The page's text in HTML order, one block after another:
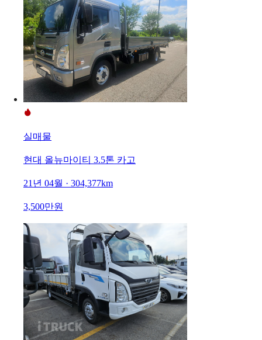
실매물
현대 올뉴마이티 3.5톤 카고
21년 04월 · 304,377km
3,500만원